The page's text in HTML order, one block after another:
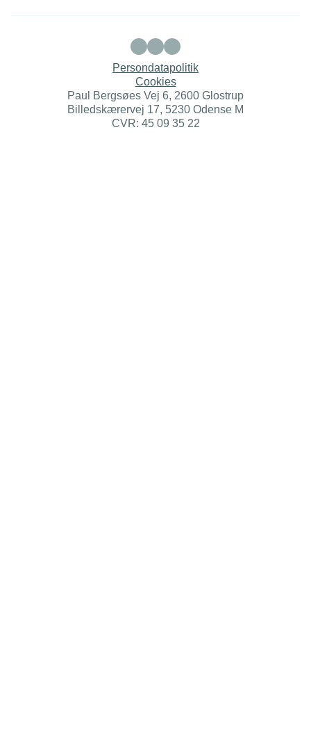
Persondatapolitik
Cookies
Paul Bergsøes Vej 6, 2600 Glostrup
Billedskærervej 17, 5230 Odense M
CVR: 45 09 35 22